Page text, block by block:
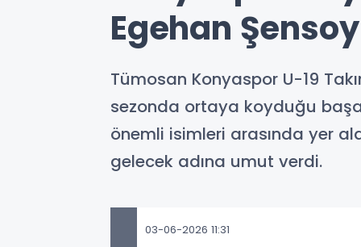
Egehan Şensoy
Tümosan Konyaspor U-19
sezonda ortaya koyduğu
önemli isimleri arasında yer
gelecek adına umut verdi.
03-06-2026 11:31